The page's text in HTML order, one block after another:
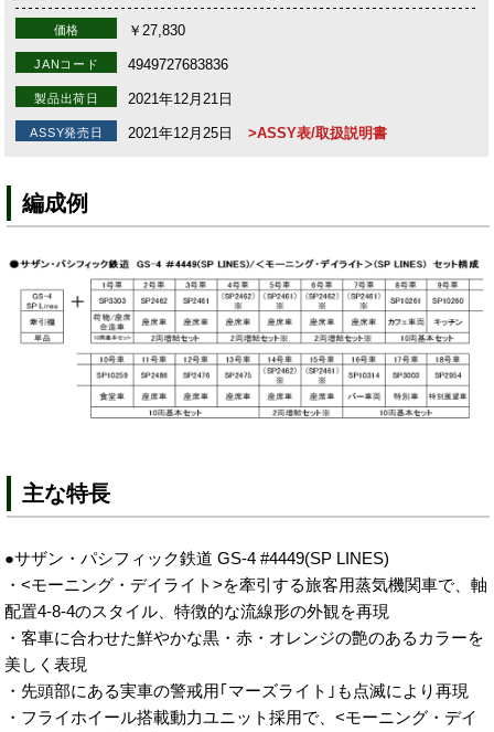
価格 ￥27,830
JANコード 4949727683836
製品出荷日 2021年12月21日
ASSY発売日 2021年12月25日 >ASSY表/取扱説明書
編成例
主な特長
●サザン・パシフィック鉄道 GS-4 #4449(SP LINES)
・<モーニング・デイライト>を牽引する旅客用蒸気機関車で、軸
配置4-8-4のスタイル、特徴的な流線形の外観を再現
・客車に合わせた鮮やかな黒・赤・オレンジの艶のあるカラーを
美しく表現
・先頭部にある実車の警戒用｢マーズライト｣も点滅により再現
・フライホイール搭載動力ユニット採用で、<モーニング・デイ